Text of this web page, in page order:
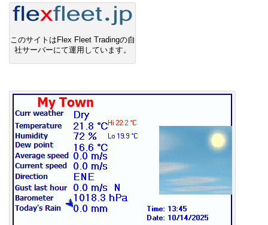
このサイトはFlex Fleet Tradingの自
社サーバーにて運用しています。